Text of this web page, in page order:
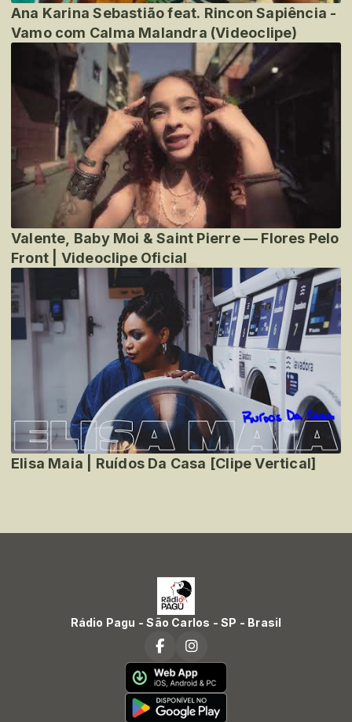
Ana Karina Sebastião feat. Rincon Sapiência -
Vamo com Calma Malandra (Videoclipe)
Valente, Baby Moi & Saint Pierre — Flores Pelo
Front | Videoclipe Oficial
Elisa Maia | Ruídos Da Casa [Clipe Vertical]
Rádio Pagu - São Carlos - SP - Brasil